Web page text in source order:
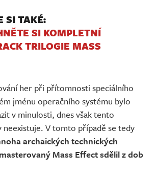
SI TAKÉ:
SI KOMPLETNÍ
TRILOGIE MASS
her při přítomnosti speciálního
jménu operačního systému bylo
v minulosti, dnes však tento
V tomto případě se tedy
archaických technických
Mass Effect sdělil z dob